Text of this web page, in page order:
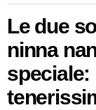
Le due
ninna
speciale: